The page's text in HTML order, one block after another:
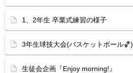
1、2年生 卒業式練習の様子
3年生球技大会(バスケットボール🏀)
生徒会企画『Enjoy morning!』